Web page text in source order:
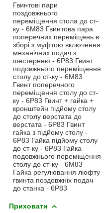
Гвинтові пари
поздовжнього
переміщення стола до ст-
ку - 6М83 Гвинтова пара
поперечних переміщень в
зборі з муфтою включення
механічних подач з
шестернею - 6Р83 Гвинт
подовжнього переміщення
столу до ст-ку - 6М83
Гвинт поперечного
переміщення столу до ст-
ку - 6Р83 Гвинт + гайка +
кронштейн підйому столу
до столу верстата до
верстата - 6Р83 Гвинт
гайка з підйому столу -
6Р83 Гайка підйому столу
до ст-ку - 6Р83 Гайка
подовжнього переміщення
столу до ст-ку - 6М83
Гайка регулювання люфту
гвинта поздовжніх подач
до станка - 6Р83
Приховати